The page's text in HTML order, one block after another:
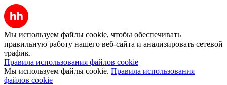
Мы используем файлы cookie, чтобы обеспечивать
правильную работу нашего веб-сайта и анализировать сетевой
трафик.
Правила использования файлов cookie
Мы используем файлы cookie. Правила использования
файлов cookie